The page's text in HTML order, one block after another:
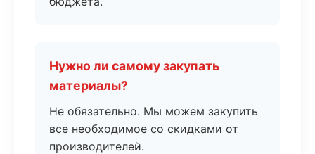
Нужно ли самому закупать
материалы?
Не обязательно. Мы можем закупить
все необходимое со скидками от
производителей.